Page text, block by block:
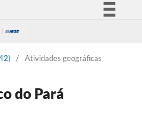
Participe
Legislação
/ Atividades geográficas
do Pará